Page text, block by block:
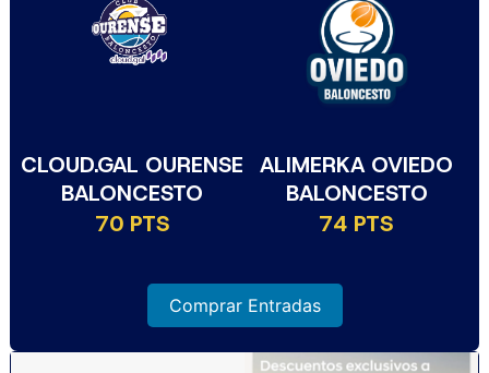
CLOUD.GAL OURENSE
BALONCESTO
70 PTS
ALIMERKA OVIEDO
BALONCESTO
74 PTS
Comprar Entradas